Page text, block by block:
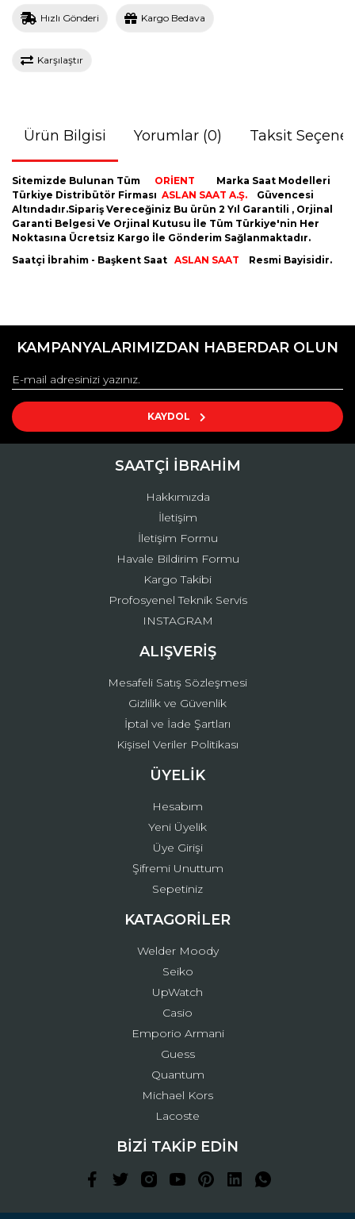
Hızlı Gönderi Kargo Bedava
Karşılaştır
Ürün Bilgisi Yorumlar (0) Taksit
Sitemizde Bulunan Tüm ORİENT
Marka Saat Modelleri
Türkiye Distribütör Firması ASLAN SAAT A.Ş.
Güvencesi
Altındadır.Sipariş Vereceğiniz Bu ürün 2 Yıl Garantili , Orjinal
Garanti Belgesi Ve Orjinal Kutusu İle Tüm Türkiye'nin Her
Noktasına Ücretsiz Kargo İle Gönderim Sağlanmaktadır.
Saatçi İbrahim - Başkent Saat ASLAN SAAT Resmi Bayisidir.
konularda yetersiz gördüğünüz noktaları öneri formunu
Görüş ve önerileriniz için teşekkür ederiz.
Ürün resmi kalitesiz, bozuk veya görüntülenemiyor.
Ürün açıklamasında eksik bilgiler bulunuyor.
Ürün fiyatı diğer sitelerden daha pahalı.
Gönder
KAMPANYALARIMIZDAN HABERDAR OLUN
KAYDOL
SAATÇİ İBRAHİM
Hakkımızda
İletişim
İletişim Formu
Havale Bildirim Formu
Kargo Takibi
Profosyenel Teknik Servis
INSTAGRAM
ALIŞVERİŞ
Mesafeli Satış Sözleşmesi
Gizlilik ve Güvenlik
İptal ve İade Şartları
Kişisel Veriler Politikası
ÜYELİK
Hesabım
Yeni Üyelik
Üye Girişi
Şifremi Unuttum
Sepetiniz
KATAGORİLER
Welder Moody
Seiko
UpWatch
Casio
Emporio Armani
Guess
Quantum
Michael Kors
Lacoste
BİZİ TAKİP EDİN